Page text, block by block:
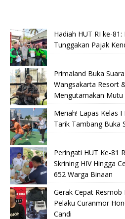
Hadiah HUT RI ke-
Tunggakan Pajak
Primaland Buka
Wangsakarta Resort
Mengutamakan Mutu
Meriah! Lapas Kelas
Tarik Tambang Buka
Peringati HUT Ke-81
Skrining HIV Hingga
652 Warga Binaan
Gerak Cepat
Pelaku Curanmor
Candi